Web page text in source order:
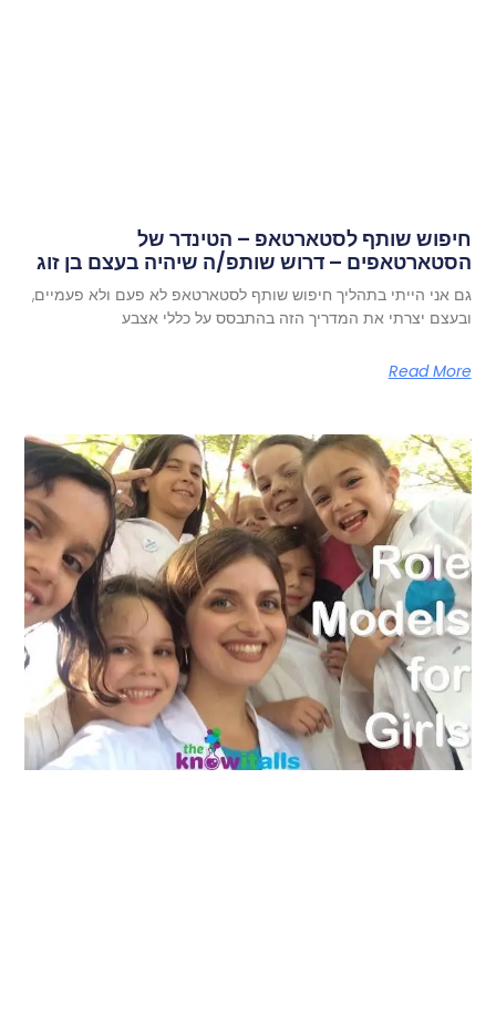
חיפוש שותף לסטארטאפ – הטינדר של
הסטארטאפים – דרוש שותפ/ה שיהיה בעצם בן זוג
גם אני הייתי בתהליך חיפוש שותף לסטארטאפ לא פעם ולא פעמיים,
ובעצם יצרתי את המדריך הזה בהתבסס על כללי אצבע
Read More